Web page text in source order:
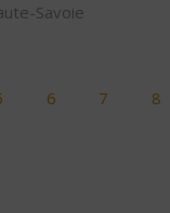
Savoie
6 7 8